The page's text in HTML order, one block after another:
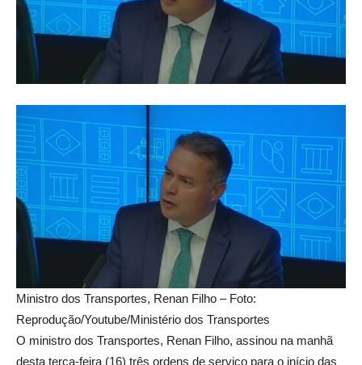
Ministro dos Transportes, Renan Filho – Foto:
Reprodução/Youtube/Ministério dos Transportes
O ministro dos Transportes, Renan Filho, assinou na manhã
desta terça-feira (16) três ordens de serviço para o início das